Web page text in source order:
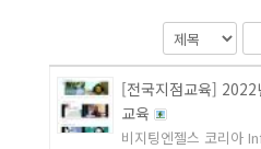
[전국지점교육] 2022
교육
비지팅엔젤스 코리아